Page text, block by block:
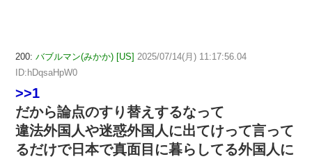
200: バブルマン(みかか) [US] 2025/07/14(月) 11:17:56.04
ID:hDqsaHpW0
>>1
だから論点のすり替えするなって
違法外国人や迷惑外国人に出てけって言って
るだけで日本で真面目に暮らしてる外国人に